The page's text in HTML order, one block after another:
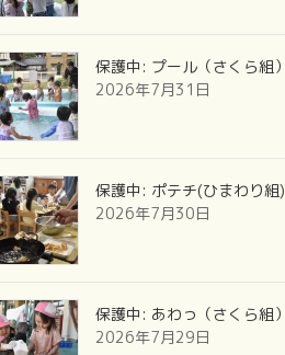
保護中: プール（さくら組）
2026年7月31日
保護中: ポテチ(ひまわり組)
2026年7月30日
保護中: あわっ（さくら組）
2026年7月29日